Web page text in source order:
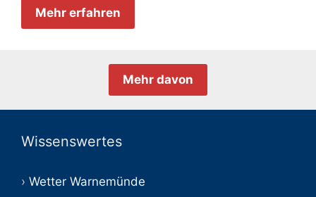
Mehr erfahren
Mehr davon
Wissenswertes
Wetter Warnemünde